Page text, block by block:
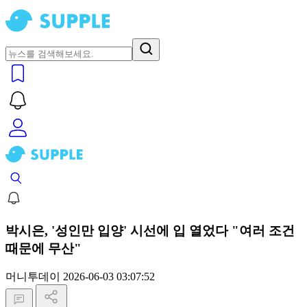
박시은, '성인만 입양' 시선에 입 열었다 "여러 조건
때문에 무산"
머니투데이 2026-06-03 03:07:52